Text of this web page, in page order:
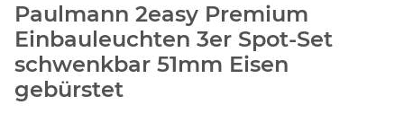
Paulmann 2easy Premium
Einbauleuchten 3er Spot-Set
schwenkbar 51mm Eisen
gebürstet